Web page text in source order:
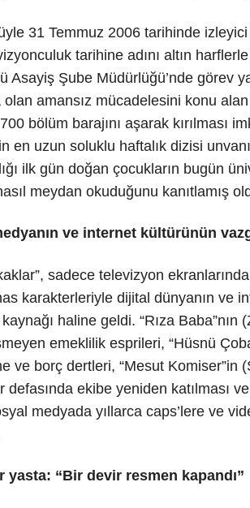
31 Temmuz 2006 tarihinde izleyici
tarihine adını altın
Asayiş Şube Müdürlüğü’nde görev
amansız mücadelesini konu
bölüm barajını aşarak kırılması
en uzun soluklu haftalık dizisi
ilk gün doğan çocukların bugün
meydan okuduğunu kanıtlamış
ve internet kültürünün
sadece televizyon
karakterleriyle dijital dünyanın ve
haline geldi. “Rıza Baba”nın
emeklilik esprileri, “Hüsnü
ve borç dertleri, “Mesut Komiser”in
defasında ekibe yeniden katılması
medyada yıllarca caps’lere ve
yasta: “Bir devir resmen kapandı”